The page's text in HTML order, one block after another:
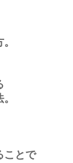
ことで